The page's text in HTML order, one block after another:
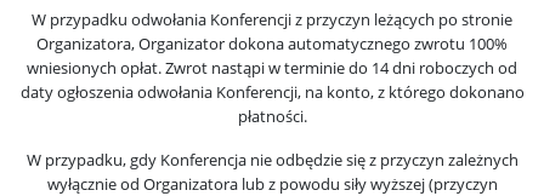
W przypadku odwołania Konferencji z przyczyn leżących po stronie
Organizatora, Organizator dokona automatycznego zwrotu 100%
wniesionych opłat. Zwrot nastąpi w terminie do 14 dni roboczych od
daty ogłoszenia odwołania Konferencji, na konto, z którego dokonano
płatności.
W przypadku, gdy Konferencja nie odbędzie się z przyczyn zależnych
wyłącznie od Organizatora lub z powodu siły wyższej (przyczyn